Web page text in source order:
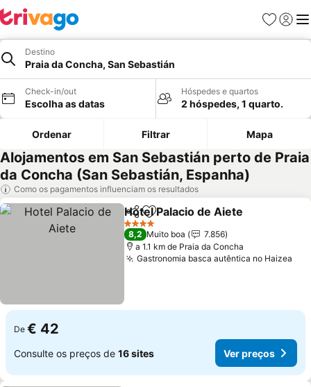
Favoritos
Iniciar
Destino
Praia da Concha, San Sebastián
Check-in/out
Escolha as datas
Hóspedes e quartos
2 hóspedes, 1 quarto.
Ordenar Filtrar Mapa
Alojamentos em San Sebastián perto de Praia
da Concha (San Sebastián, Espanha)
Como os pagamentos influenciam os resultados
PartilharAdicionar aos favoritos
Hotel Palacio de Aiete
4 Estrelas
8,2 Muito boa
7.856
a 1.1 km de Praia da Concha
Gastronomia basca autêntica no Haizea
De € 42
Consulte os preços de 16 sites Ver preços